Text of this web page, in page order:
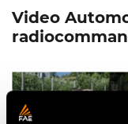
Video